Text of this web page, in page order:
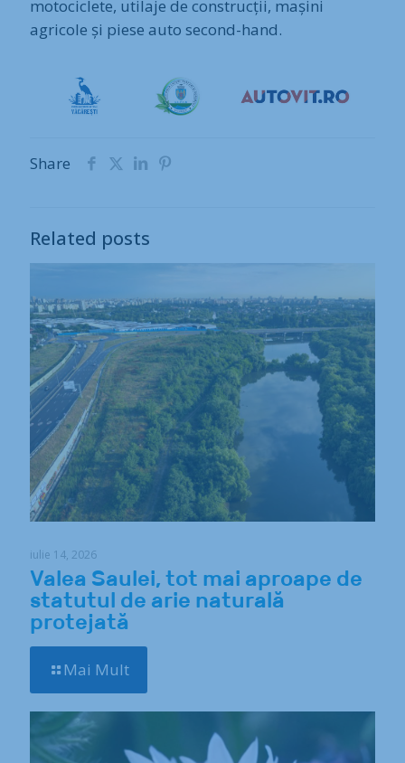
motociclete, utilaje de construcții, mașini
agricole și piese auto second-hand.
Share
Related posts
iulie 14, 2026
Valea Saulei, tot mai aproape de
statutul de arie naturală
protejată
Mai Mult